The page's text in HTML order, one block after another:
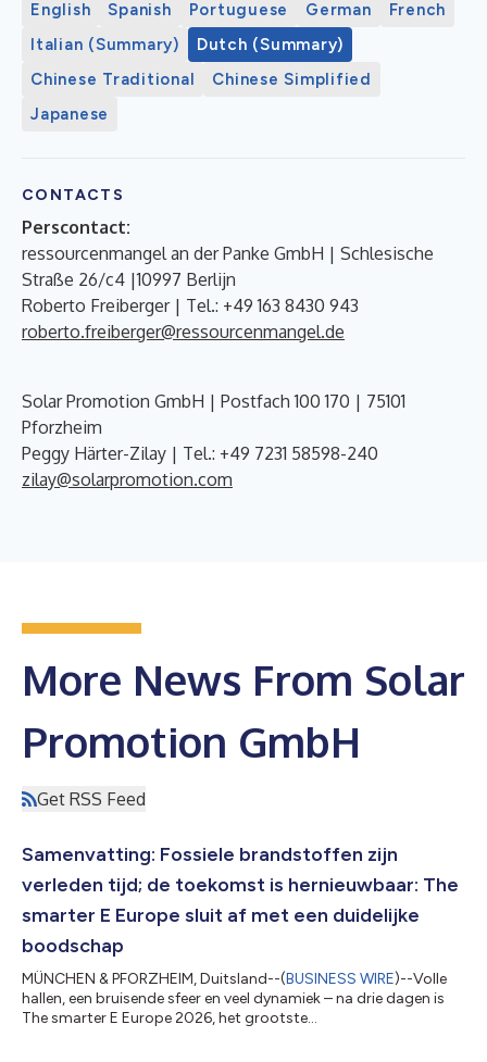
English Spanish Portuguese German
French
Italian (Summary)
Dutch (Summary)
Chinese Traditional
Chinese Simplified
Japanese
CONTACTS
Perscontact:
ressourcenmangel an der Panke GmbH | Schlesische
Straße 26/c4 |10997 Berlijn
Roberto Freiberger | Tel.: +49 163 8430 943
roberto.freiberger@ressourcenmangel.de
Solar Promotion GmbH | Postfach 100 170 | 75101
Pforzheim
Peggy Härter-Zilay | Tel.: +49 7231 58598-240
zilay@solarpromotion.com
More News From Solar
Promotion GmbH
Get RSS Feed
Samenvatting: Fossiele brandstoffen zijn
verleden tijd; de toekomst is hernieuwbaar: The
smarter E Europe sluit af met een duidelijke
boodschap
MÜNCHEN & PFORZHEIM, Duitsland--(BUSINESS WIRE)--Volle
hallen, een bruisende sfeer en veel dynamiek – na drie dagen is
The smarter E Europe 2026, het grootste